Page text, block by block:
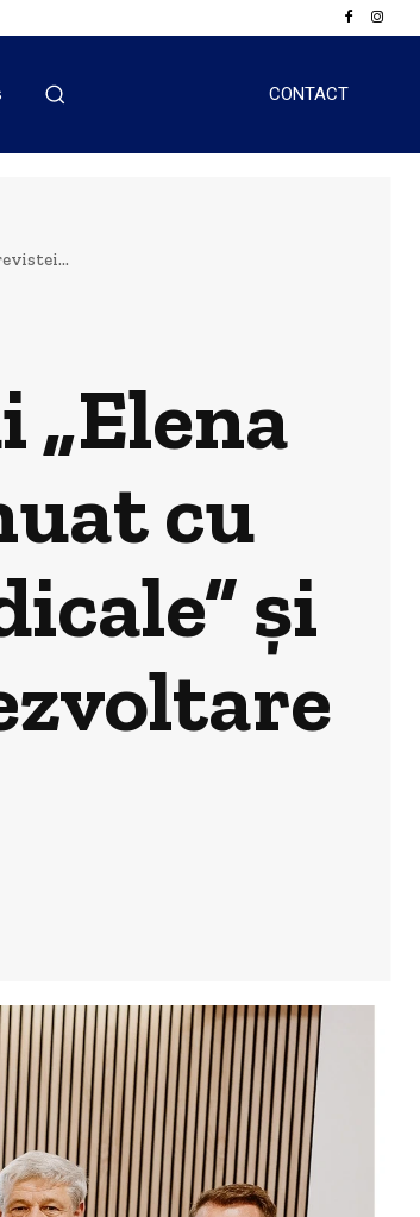
CONTACT
„Elena
cu
și